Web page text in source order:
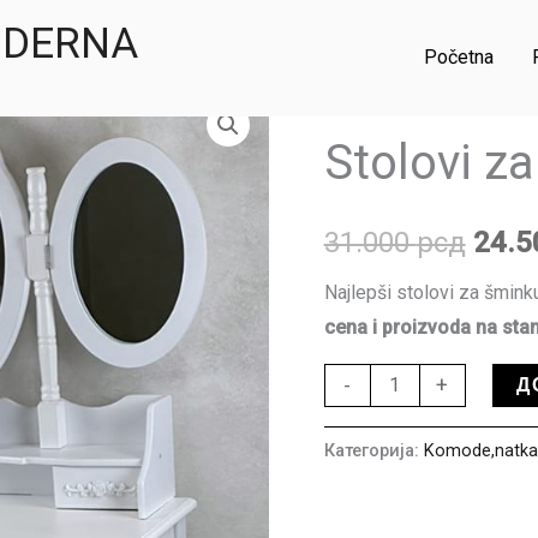
Početna
Stolovi
31.000рсд
цена
Najlepši stolovi za
cena i proizvoda na
-
šminku
+
Категорија: